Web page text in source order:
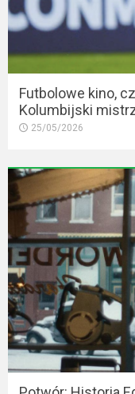
Futbolowe kino,
Kolumbijski
25/05/2026